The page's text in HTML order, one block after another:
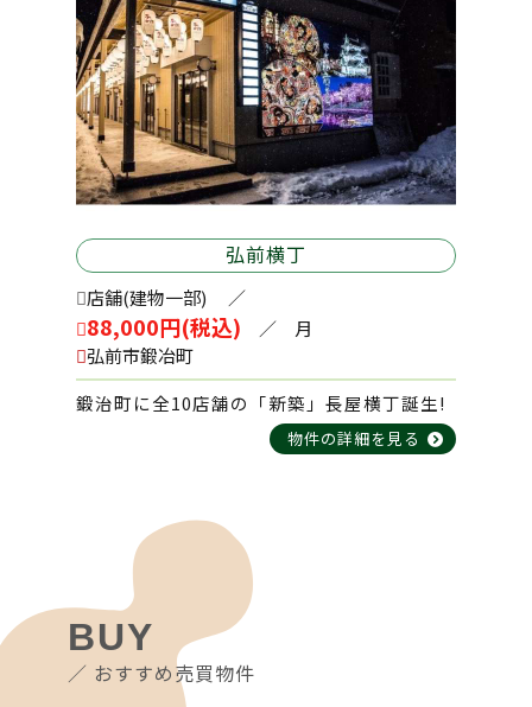
2026-02-10
メゾン・アヴニールB棟 105号室
2026-02-09
田園パーキング №６
2026-02-09
田園パーキング №6
2026-02-09
2026-02-09
北川端町 吉田貸店舗
2026-02-06
宮川パーキング №1
弘前横丁
店舗(建物一部) ／
88,000円(税込) ／ 月
弘前市鍛冶町
鍛治町に全10店舗の「新築」長屋横丁誕生!
物件の詳細を見る
BUY
／ おすすめ売買物件